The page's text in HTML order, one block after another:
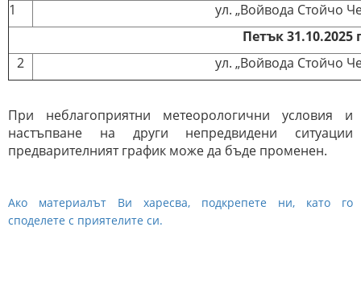
1
ул. „Войвода Стойчо
Петък 31.10.2025
2
ул. „Войвода Стойчо
При неблагоприятни метеорологични условия и
настъпване на други непредвидени ситуации
предварителният график може да бъде променен.
Ако материалът Ви харесва, подкрепете ни, като го
споделете с приятелите си.